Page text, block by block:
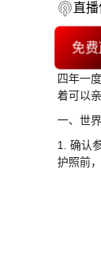
直
免
四年一
着可以
一、世
1. 确认
护照前